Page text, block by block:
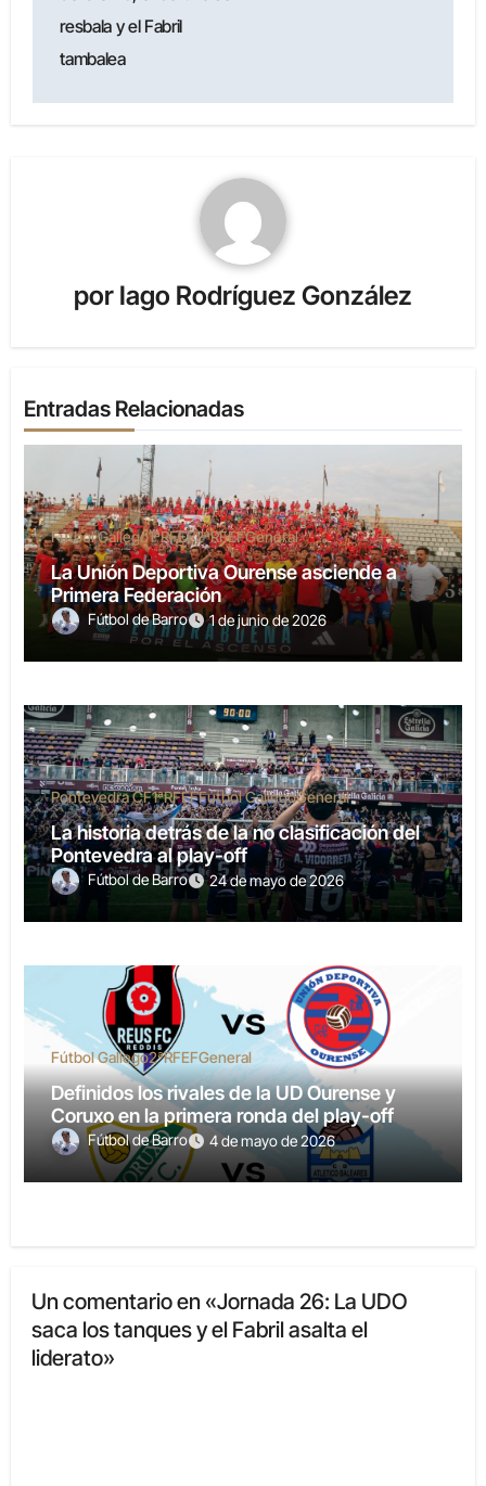
resbala y el Fabril
tambalea
por Iago Rodríguez González
Entradas Relacionadas
Fútbol Gallego1ªRFEF2ªRFEFGeneral
La Unión Deportiva Ourense asciende a
Primera Federación
Fútbol de Barro 1 de junio de 2026
Pontevedra CF1ªRFEFFútbol GallegoGeneral
La historia detrás de la no clasificación del
Pontevedra al play-off
Fútbol de Barro 24 de mayo de 2026
Fútbol Gallego2ªRFEFGeneral
Definidos los rivales de la UD Ourense y
Coruxo en la primera ronda del play-off
Fútbol de Barro 4 de mayo de 2026
Un comentario en «Jornada 26: La UDO
saca los tanques y el Fabril asalta el
liderato»